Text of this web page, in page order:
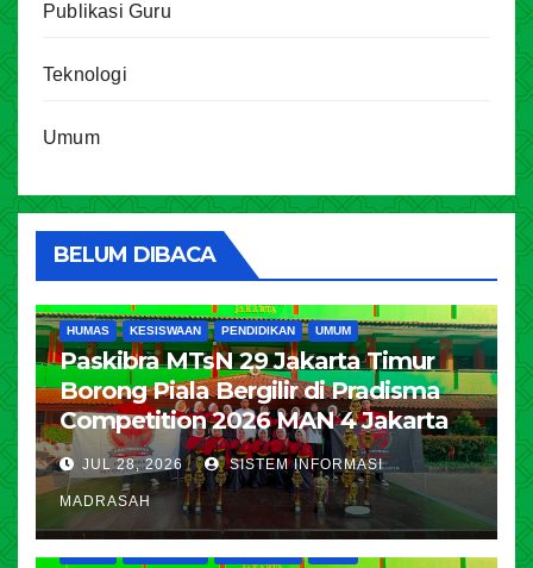
Publikasi Guru
Teknologi
Umum
BELUM DIBACA
HUMAS KESISWAAN PENDIDIKAN UMUM
Paskibra MTsN 29 Jakarta Timur
Borong Piala Bergilir di Pradisma
Competition 2026 MAN 4 Jakarta
JUL 28, 2026 SISTEM INFORMASI
MADRASAH